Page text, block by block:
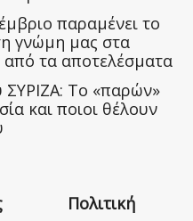
παραμένει το
γνώμη μας στα
από τα αποτελέσματα
ΣΥΡΙΖΑ: Το «παρών»
και ποιοι θέλουν
Πολιτική